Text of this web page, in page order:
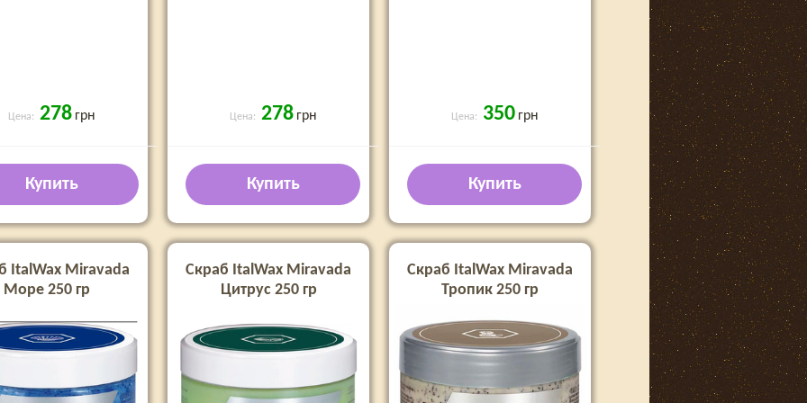
Цена: 278 грн
Купить
Цена: 278 грн
Купить
Цена: 350 грн
Купить
ItalWax Miravada
Море 250 гр
Скраб ItalWax Miravada
Цитрус 250 гр
Скраб ItalWax Miravada
Тропик 250 гр